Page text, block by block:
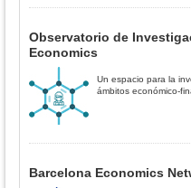
Observatorio de
Economics
Un espacio para la
ámbitos económico-
Barcelona Economics